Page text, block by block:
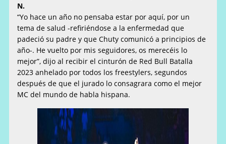
N.
“Yo hace un año no pensaba estar por aquí, por un
tema de salud -refiriéndose a la enfermedad que
padeció su padre y que Chuty comunicó a principios de
año-. He vuelto por mis seguidores, os merecéis lo
mejor”, dijo al recibir el cinturón de Red Bull Batalla
2023 anhelado por todos los freestylers, segundos
después de que el jurado lo consagrara como el mejor
MC del mundo de habla hispana.